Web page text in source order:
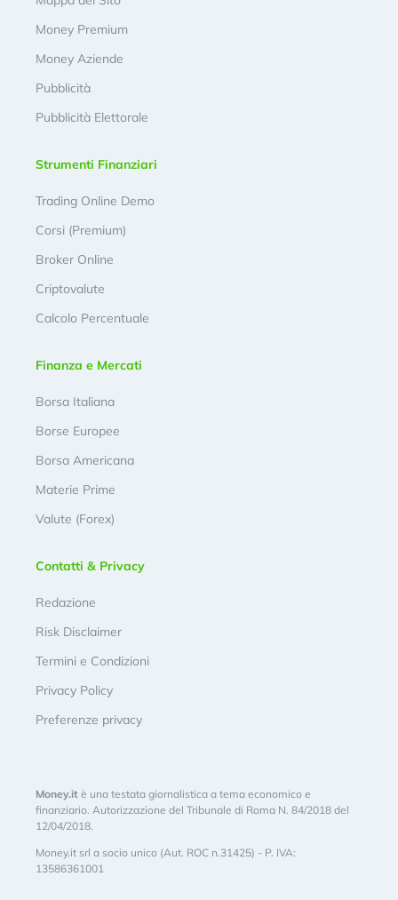
Money Premium
Money Aziende
Pubblicità
Pubblicità Elettorale
Strumenti Finanziari
Trading Online Demo
Corsi (Premium)
Broker Online
Criptovalute
Calcolo Percentuale
Finanza e Mercati
Borsa Italiana
Borse Europee
Borsa Americana
Materie Prime
Valute (Forex)
Contatti & Privacy
Redazione
Risk Disclaimer
Termini e Condizioni
Privacy Policy
Preferenze privacy
Money.it è una testata giornalistica a tema economico e
finanziario. Autorizzazione del Tribunale di Roma N. 84/2018 del
12/04/2018.
Money.it srl a socio unico (Aut. ROC n.31425) - P. IVA:
13586361001